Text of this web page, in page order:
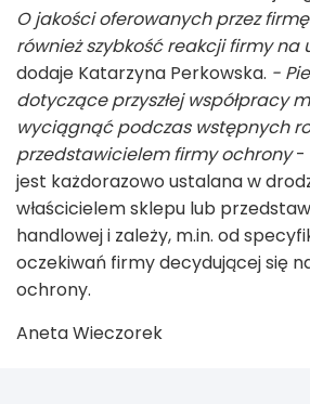
O jakości oferowanych przez
również szybkość reakcji firmy na
dodaje Katarzyna Perkowska. -
dotyczące przyszłej współpracy
wyciągnąć podczas wstępnych
przedstawicielem firmy ochrony-
jest każdorazowo ustalana w
właścicielem sklepu lub
handlowej i zależy, m.in. od
oczekiwań firmy decydującej się
ochrony.
Aneta Wieczorek